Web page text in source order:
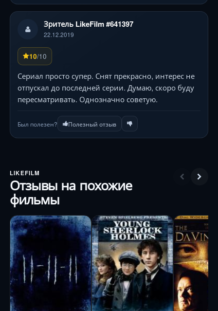
Зритель LikeFilm #641397
22.12.2019
10/10
Сериал просто супер. Снят прекрасно, интерес не
отпускал до последней серии. Думаю, скоро буду
пересматривать. Однозначно советую.
Был полезен? Полезный отзыв
LIKEFILM
Отзывы на похожие
фильмы